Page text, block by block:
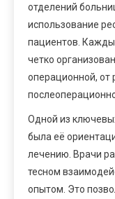
отделений
использование
пациентов.
четко
операционной, от
Одной из
была её
лечению. Врачи
тесном
опытом. Это